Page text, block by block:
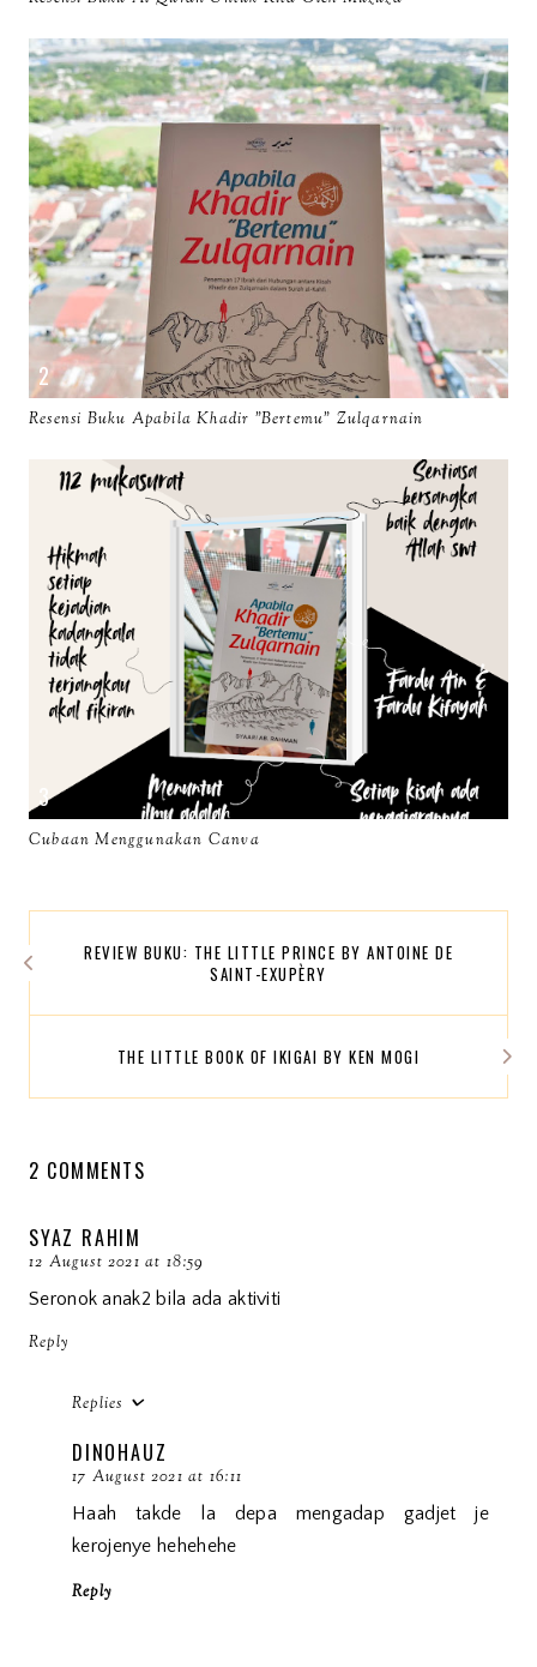
Resensi Buku Apabila Khadir "Bertemu" Zulqarnain
Cubaan Menggunakan Canva
REVIEW BUKU: THE LITTLE PRINCE BY ANTOINE DE
SAINT-EXUPÈRY
THE LITTLE BOOK OF IKIGAI BY KEN MOGI
2 COMMENTS
SYAZ RAHIM
12 August 2021 at 18:59
Seronok anak2 bila ada aktiviti
Reply
Replies
DINOHAUZ
17 August 2021 at 16:11
Haah takde la depa mengadap gadjet je
kerojenye hehehehe
Reply